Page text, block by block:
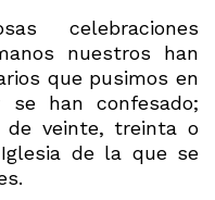
celebraciones
nuestros han
que pusimos en
han confesado;
de veinte, treinta o
de la que se